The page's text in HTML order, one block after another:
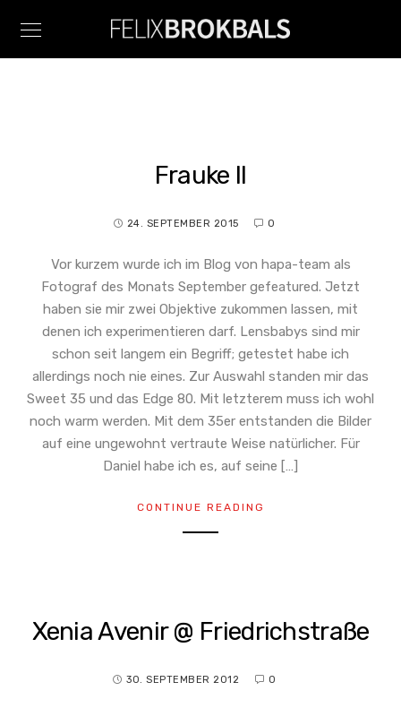
Frauke II
24. SEPTEMBER 2015 0
Vor kurzem wurde ich im Blog von hapa-team als
Fotograf des Monats September gefeatured. Jetzt
haben sie mir zwei Objektive zukommen lassen, mit
denen ich experimentieren darf. Lensbabys sind mir
schon seit langem ein Begriff; getestet habe ich
allerdings noch nie eines. Zur Auswahl standen mir das
Sweet 35 und das Edge 80. Mit letzterem muss ich wohl
noch warm werden. Mit dem 35er entstanden die Bilder
auf eine ungewohnt vertraute Weise natürlicher. Für
Daniel habe ich es, auf seine […]
CONTINUE READING
Xenia Avenir @ Friedrichstraße
30. SEPTEMBER 2012 0